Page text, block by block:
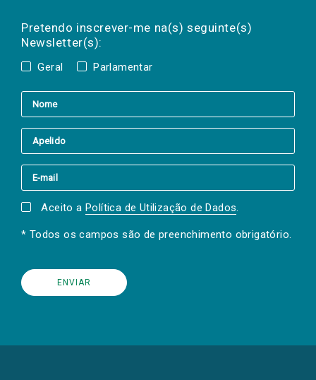
Pretendo inscrever-me na(s) seguinte(s)
Newsletter(s):
Geral Parlamentar
a(s) newsletter(s).
mail
Aceito a Política de Utilização de Dados.
* Todos os campos são de preenchimento obrigatório.